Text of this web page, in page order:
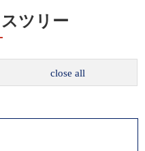
ツリー
close all